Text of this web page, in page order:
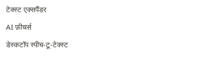
टेक्स्ट एक्सपैंडर
AI फ़ीचर्स
डेस्कटॉप स्पीच-टू-टेक्स्ट